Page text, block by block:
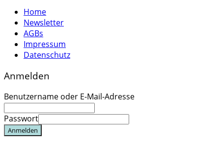
Home
Newsletter
AGBs
Impressum
Datenschutz
Anmelden
Benutzername oder E-Mail-Adresse
Passwort
Anmelden